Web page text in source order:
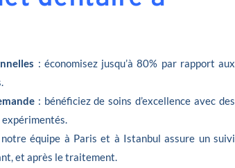
: économisez jusqu’à 80% par rapport aux
: bénéficiez de soins d’excellence avec des
équipe à Paris et à Istanbul assure un suivi
et après le traitement.